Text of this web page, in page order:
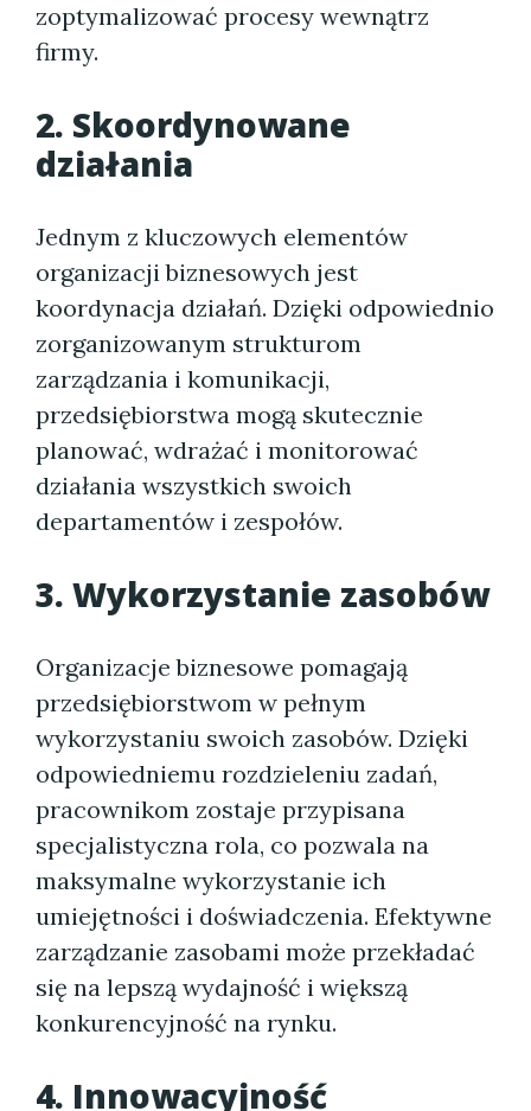
zoptymalizować procesy wewnątrz
firmy.
2. Skoordynowane
działania
Jednym z kluczowych elementów
organizacji biznesowych jest
koordynacja działań. Dzięki odpowiednio
zorganizowanym strukturom
zarządzania i komunikacji,
przedsiębiorstwa mogą skutecznie
planować, wdrażać i monitorować
działania wszystkich swoich
departamentów i zespołów.
3. Wykorzystanie zasobów
Organizacje biznesowe pomagają
przedsiębiorstwom w pełnym
wykorzystaniu swoich zasobów. Dzięki
odpowiedniemu rozdzieleniu zadań,
pracownikom zostaje przypisana
specjalistyczna rola, co pozwala na
maksymalne wykorzystanie ich
umiejętności i doświadczenia. Efektywne
zarządzanie zasobami może przekładać
się na lepszą wydajność i większą
konkurencyjność na rynku.
4. Innowacyjność